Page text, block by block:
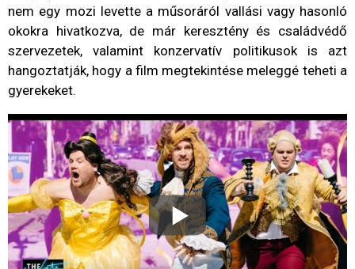
nem egy mozi levette a műsoráról vallási vagy hasonló
okokra hivatkozva, de már keresztény és családvédő
szervezetek, valamint konzervatív politikusok is azt
hangoztatják, hogy a film megtekintése meleggé teheti a
gyerekeket.